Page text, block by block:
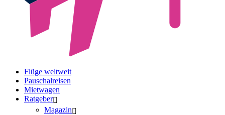
Flüge weltweit
Pauschalreisen
Mietwagen
Ratgeber
Magazin